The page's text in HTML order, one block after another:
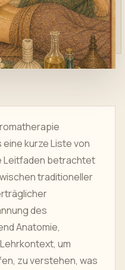
kurze Liste von
Leitfaden betrachtet
traditioneller
des
Anatomie,
um
zu verstehen, was